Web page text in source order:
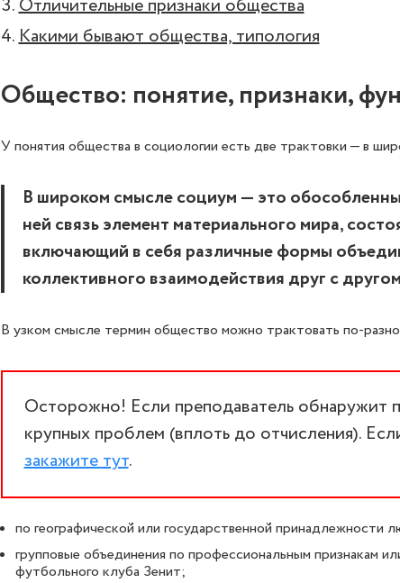
Отличительные признаки общества
Какими бывают общества, типология
Общество: понятие, признаки,
У понятия общества в социологии есть две трактовки — в
В широком смысле социум — это
ней связь элемент материального мира,
включающий в себя различные формы
коллективного взаимодействия друг с
В узком смысле термин общество можно трактовать по-
Осторожно! Если преподаватель обнаружит
крупных проблем (вплоть до отчисления).
закажите тут.
по географической или государственной принадлежности
групповые объединения по профессиональным признакам
футбольного клуба Зенит;